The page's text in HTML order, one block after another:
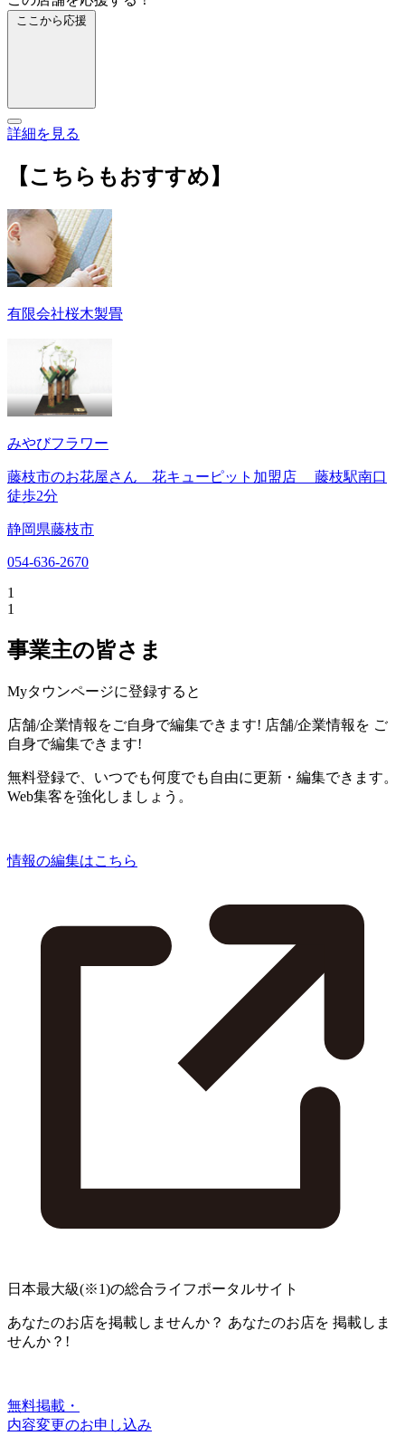
ここから応援
詳細を見る
【こちらもおすすめ】
有限会社桜木製畳
みやびフラワー
藤枝市のお花屋さん 花キューピット加盟店 藤枝駅南口
徒歩2分
静岡県藤枝市
054-636-2670
1
1
事業主の皆さま
Myタウンページに登録すると
店舗/企業情報をご自身で編集できます! 店舗/企業情報を ご
自身で編集できます!
無料登録で、いつでも何度でも自由に更新・編集できます。
Web集客を強化しましょう。
情報の編集はこちら
日本最大級(※1)の総合ライフポータルサイト
あなたのお店を掲載しませんか？ あなたのお店を 掲載しま
せんか？!
無料掲載・
内容変更のお申し込み